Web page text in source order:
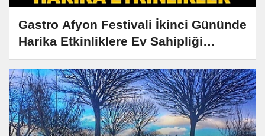
Gastro Afyon Festivali İkinci Gününde
Harika Etkinliklere Ev Sahipliği
Yapıyor!